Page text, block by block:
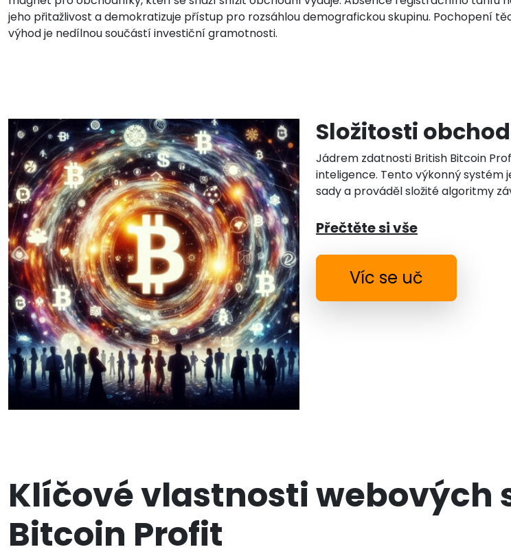
jeho přitažlivost a demokratizuje přístup pro rozsáhlou demografickou skupinu. Pochopení
výhod je nedílnou součástí investiční gramotnosti.
Složitosti
Jádrem zdatnosti British Bitcoin
inteligence. Tento výkonný systém
sady a prováděl složité algoritmy
Přečtěte si vše
Víc se uč
Klíčové vlastnosti webových
Bitcoin Profit